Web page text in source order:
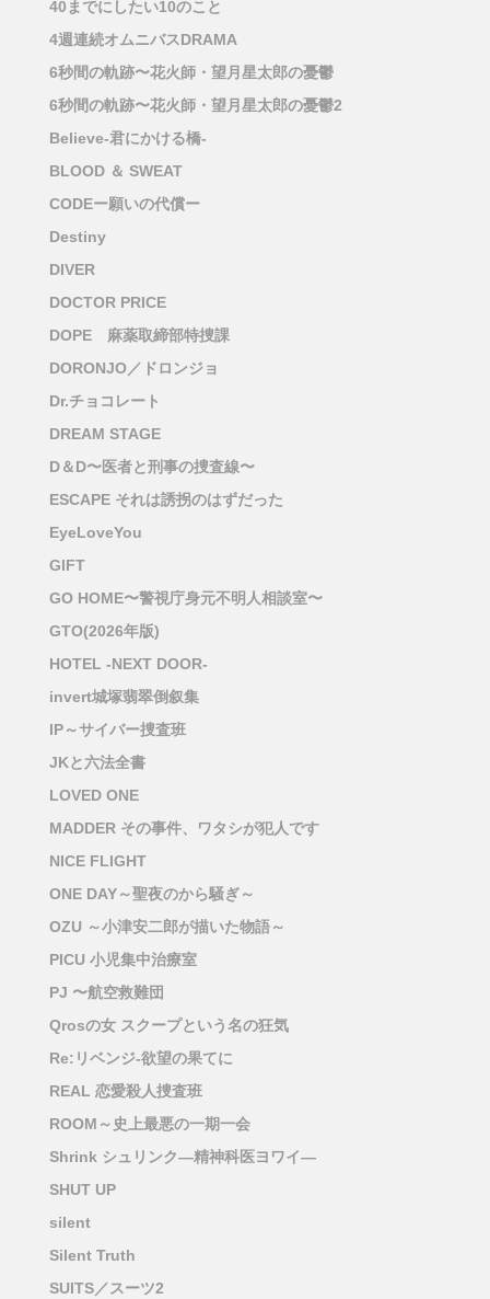
40までにしたい10のこと
4週連続オムニバスDRAMA
6秒間の軌跡〜花火師・望月星太郎の憂鬱
6秒間の軌跡〜花火師・望月星太郎の憂鬱2
Believe-君にかける橋-
BLOOD ＆ SWEAT
CODEー願いの代償ー
Destiny
DIVER
DOCTOR PRICE
DOPE 麻薬取締部特捜課
DORONJO／ドロンジョ
Dr.チョコレート
DREAM STAGE
D＆D〜医者と刑事の捜査線〜
ESCAPE それは誘拐のはずだった
EyeLoveYou
GIFT
GO HOME〜警視庁身元不明人相談室〜
GTO(2026年版)
HOTEL -NEXT DOOR-
invert城塚翡翠倒叙集
IP～サイバー捜査班
JKと六法全書
LOVED ONE
MADDER その事件、ワタシが犯人です
NICE FLIGHT
ONE DAY～聖夜のから騒ぎ～
OZU ～小津安二郎が描いた物語～
PICU 小児集中治療室
PJ 〜航空救難団
Qrosの女 スクープという名の狂気
Re:リベンジ-欲望の果てに
REAL 恋愛殺人捜査班
ROOM～史上最悪の一期一会
Shrink シュリンク―精神科医ヨワイ―
SHUT UP
silent
Silent Truth
SUITS／スーツ2